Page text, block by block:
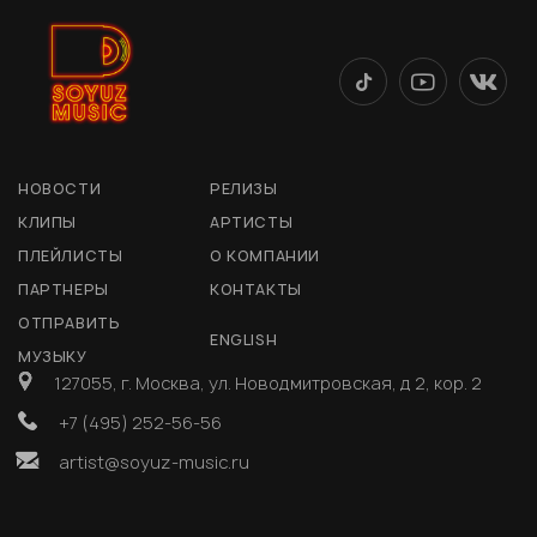
НОВОСТИ
РЕЛИЗЫ
КЛИПЫ
АРТИСТЫ
ПЛЕЙЛИСТЫ
О КОМПАНИИ
ПАРТНЕРЫ
КОНТАКТЫ
ОТПРАВИТЬ
МУЗЫКУ
ENGLISH
127055, г. Москва, ул. Новодмитровская, д 2, кор. 2
+7 (495) 252-56-56
artist@soyuz-music.ru